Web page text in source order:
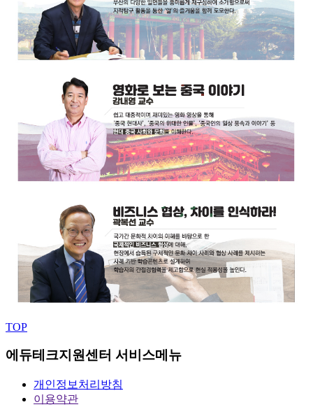
TOP
에듀테크지원센터 서비스메뉴
개인정보처리방침
이용약관